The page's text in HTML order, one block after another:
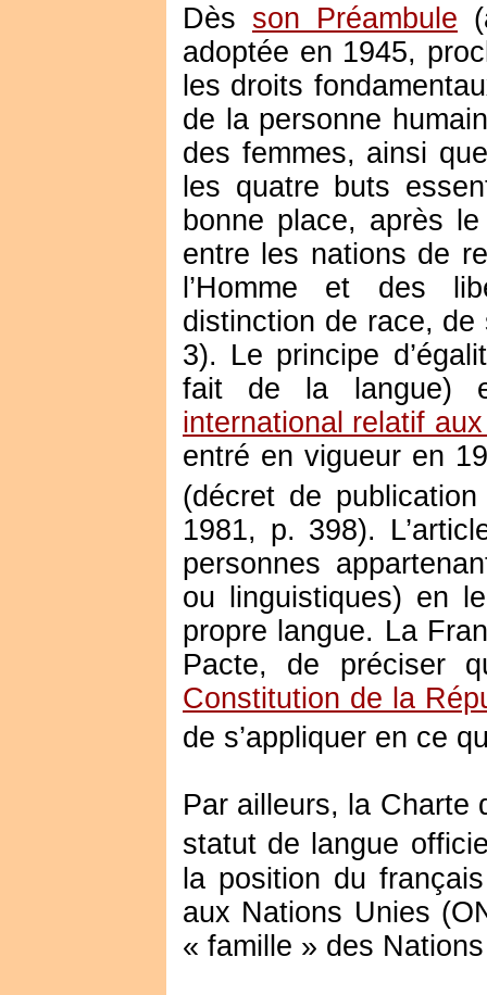
Dès son Préambule
adoptée en 1945,
les droits
de la personne
des femmes, ainsi
les quatre buts
bonne place, après
entre les nations de
l’Homme et des
distinction de race,
3). Le principe
fait de la langue)
international relatif
entré en vigueur en
(décret de
1981, p. 398).
personnes
ou linguistiques) en
propre langue. La
Pacte, de préciser
Constitution de la
de s’appliquer en ce
Par ailleurs, la Charte
statut de langue
la position du
aux Nations Unies
« famille » des